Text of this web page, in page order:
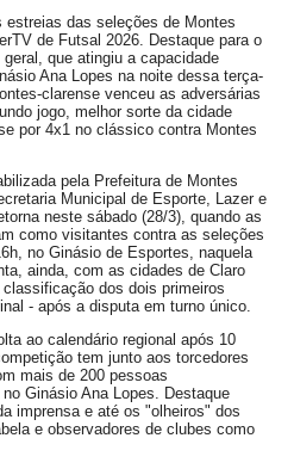
estreias das seleções de Montes
de Futsal 2026. Destaque para o
que atingiu a capacidade
Ana Lopes na noite dessa terça-
clarense venceu as adversárias
jogo, melhor sorte da cidade
por 4x1 no clássico contra Montes
pela Prefeitura de Montes
Municipal de Esporte, Lazer e
neste sábado (28/3), quando as
como visitantes contra as seleções
no Ginásio de Esportes, naquela
ainda, com as cidades de Claro
dos dois primeiros
- após a disputa em turno único.
ao calendário regional após 10
tem junto aos torcedores
mais de 200 pessoas
Ginásio Ana Lopes. Destaque
imprensa e até os "olheiros" dos
e observadores de clubes como